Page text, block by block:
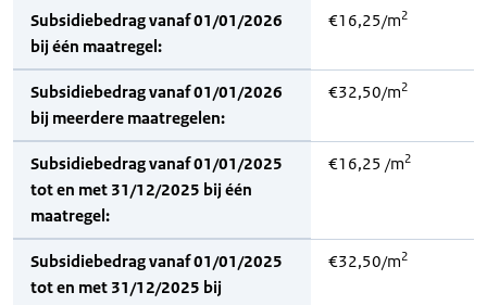
Subsidiebedrag vanaf 01/01/2026
bij één maatregel:
€16,25/m2
Subsidiebedrag vanaf 01/01/2026
bij meerdere maatregelen:
€32,50/m2
Subsidiebedrag vanaf 01/01/2025
tot en met 31/12/2025 bij één
maatregel:
€16,25 /m2
Subsidiebedrag vanaf 01/01/2025
tot en met 31/12/2025 bij
€32,50/m2